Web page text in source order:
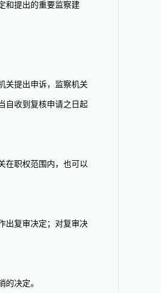
和提出的重要监察建
提出申诉，监察机关
自收到复核申请之日起
职权范围内，也可以
出复审决定；对复审决
决定。